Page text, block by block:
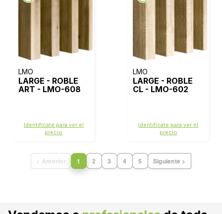
LMO
LARGE - ROBLE
ART - LMO-608
Identifícate para ver el
precio
LMO
LARGE - ROBLE
CL - LMO-602
Identifícate para ver el
precio
< Anterior 1 2 3 4 5 Siguiente >